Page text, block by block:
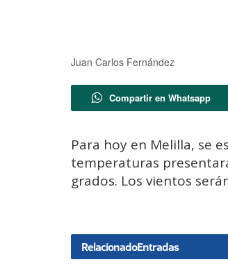
Juan Carlos Fernández
Compartir en Whatsapp
Para hoy en Melilla, se
temperaturas
grados. Los vientos
RelacionadoEntradas